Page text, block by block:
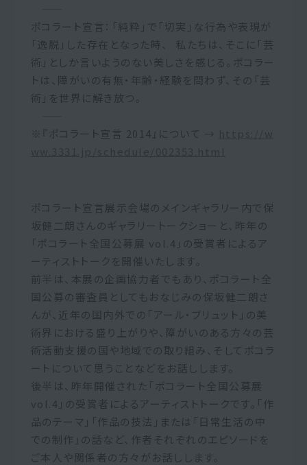
ポコラート宣言：「純粋」で「切実」な行為や表現が
「逸脱」した存在となった時、 私たちは、そこに「芸
術」としか言いようのない美しさを感じる。ポコラー
トは、障がいの有無・年齢・経験を問わず、その「芸
術」を世界に解き放つ。
※『ポコラート宣言 2014』について →
ポコラート宣言展示会場のメインギャラリー内で保
坂健二朗さんのギャラリートークショーと、昨年の
「ポコラート全国公募展 vol.4」の受賞者によるア
ーティストトークを開催いたします。
前半は、本展の企画協力者でもあり、ポコラート全
国公募の審査員としてもおなじみの保坂健二朗さ
んが、近年の国内外での「アール・ブリュット」の美
術界における盛り上がりや、障がいのある方々の芸
術活動支援の国や地域での取り組み、そしてポコラ
ートについて思うことなどをお話しします。
後半は、昨年開催された「ポコラート全国公募展
vol.4」の受賞者によるアーティストトークです。「作
品のテーマ」「作品の技法」または「日常生活の中
での制作」の話など、作者それぞれのエピソードを
ご本人や関係者の方々がお話しします。